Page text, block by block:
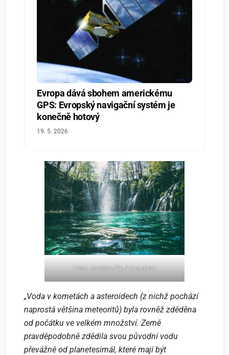
Evropa dává sbohem americkému
GPS: Evropský navigační systém je
konečně hotový
19. 5. 2026
Foto: Jonatan Pie / Unsplash
„Voda v kometách a asteroidech (z nichž pochází
naprostá většina meteoritů) byla rovněž zděděna
od počátku ve velkém množství. Země
pravděpodobně zdědila svou původní vodu
převážně od planetesimál, které mají být